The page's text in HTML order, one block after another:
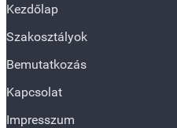
Kezdőlap
Szakosztályok
Bemutatkozás
Kapcsolat
Impresszum